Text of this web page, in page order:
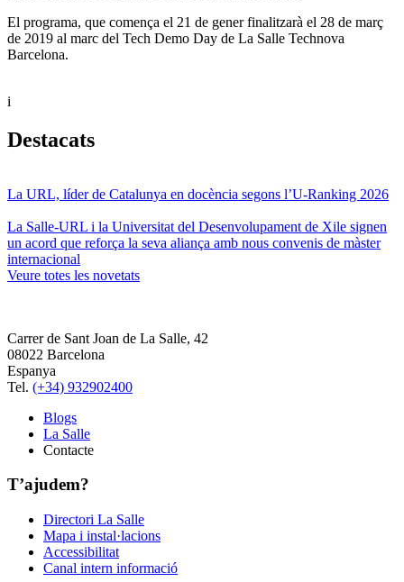
El programa, que comença el 21 de gener finalitzarà el 28 de març
de 2019 al marc del Tech Demo Day de La Salle Technova
Barcelona.
i
Destacats
La URL, líder de Catalunya en docència segons l’U-Ranking 2026
La Salle-URL i la Universitat del Desenvolupament de Xile signen
un acord que reforça la seva aliança amb nous convenis de màster
internacional
Veure totes les novetats
Carrer de Sant Joan de La Salle, 42
08022 Barcelona
Espanya
Tel. (+34) 932902400
Blogs
La Salle
Contacte
T’ajudem?
Directori La Salle
Mapa i instal·lacions
Accessibilitat
Canal intern informació